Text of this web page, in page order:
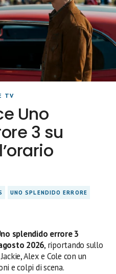
TV
Uno
3 su
UNO SPLENDIDO ERRORE
splendido errore 3
2026, riportando sullo
Alex e Cole con un
e colpi di scena.